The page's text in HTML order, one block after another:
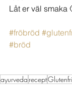
Låt er väl smaka
#fröbröd
#bröd
ayurveda receptGlutenfri